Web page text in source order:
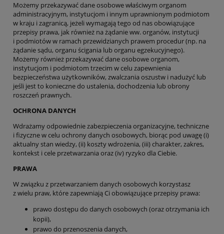
Możemy przekazywać dane osobowe właściwym organom
administracyjnym, instytucjom i innym uprawnionym podmiotom
w kraju i zagranicą, jeżeli wymagają tego od nas obowiązujące
przepisy prawa, jak również na żądanie ww. organów, instytucji
i podmiotów w ramach przewidzianych prawem procedur (np. na
żądanie sądu, organu ścigania lub organu egzekucyjnego).
Możemy również przekazywać dane osobowe organom,
instytucjom i podmiotom trzecim w celu zapewnienia
bezpieczeństwa użytkowników, zwalczania oszustw i nadużyć lub
jeśli jest to konieczne do ustalenia, dochodzenia lub obrony
roszczeń prawnych.
OCHRONA DANYCH
Wdrażamy odpowiednie zabezpieczenia organizacyjne, techniczne
i fizyczne w celu ochrony danych osobowych, biorąc pod uwagę (i)
aktualny stan wiedzy, (ii) koszty wdrożenia, (iii) charakter, zakres,
kontekst i cele przetwarzania oraz (iv) ryzyko dla Ciebie.
PRAWA
W związku z przetwarzaniem danych osobowych korzystasz
z wielu praw, które zapewniają Ci obowiązujące przepisy prawa:
prawo dostępu do danych osobowych (oraz otrzymania ich
kopii),
prawo do przenoszenia danych,